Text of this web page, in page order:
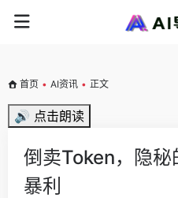
首页 • AI资讯 • 正文
🔊 点击朗读
倒卖Token，隐
暴利